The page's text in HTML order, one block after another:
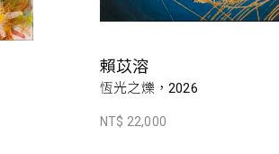
賴苡溶
恆光之爍，2026
NT$ 22,000